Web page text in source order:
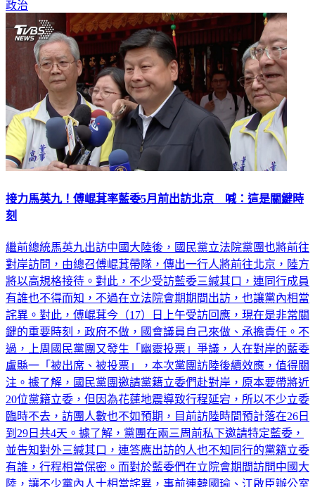
政治
接力馬英九！傅崐萁率藍委5月前出訪北京 喊：這是關鍵時
繼前總統馬英九出訪中國大陸後，國民黨立法院黨團也將前往
對岸訪問，由總召傅崐萁帶隊，傳出一行人將前往北京，陸方
將以高規格接待。對此，不少受訪藍委三緘其口，連同行成員
有誰也不得而知，不過在立法院會期期間出訪，也讓黨內相當
詫異。對此，傅崐萁今（17）日上午受訪回應，現在是非常關
鍵的重要時刻，政府不做，國會議員自己來做、承擔責任。不
過，上周國民黨團又發生「幽靈投票」爭議，人在對岸的藍委
盧縣一「被出席、被投票」，本次黨團訪陸後續效應，值得關
注。據了解，國民黨團邀請黨籍立委們赴對岸，原本要帶將近
20位黨籍立委，但因為花蓮地震導致行程延宕，所以不少立委
臨時不去，訪團人數也不如預期，目前訪陸時間預計落在26日
到29日共4天。據了解，黨團在兩三周前私下邀請特定藍委，
並告知對外三緘其口，連答應出訪的人也不知同行的黨籍立委
有誰，行程相當保密。而對於藍委們在立院會期間訪問中國大